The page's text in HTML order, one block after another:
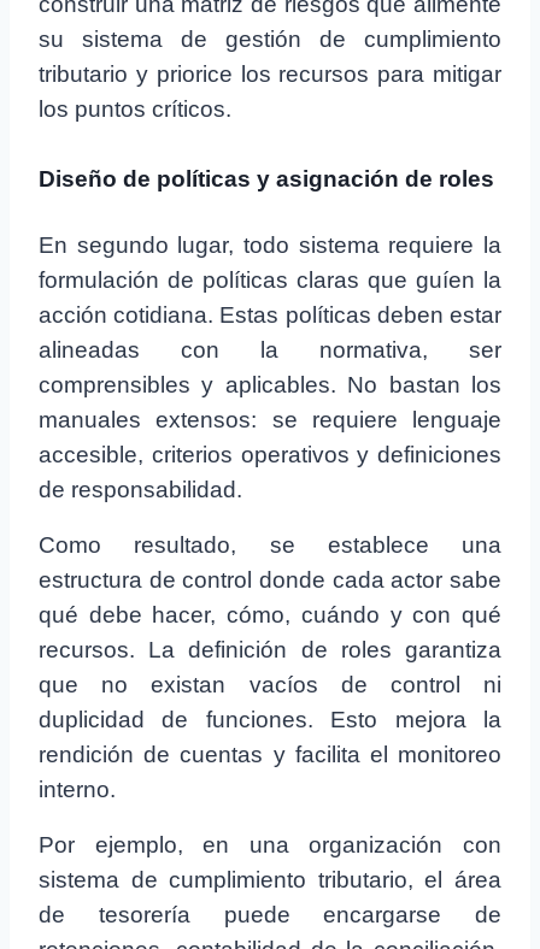
su sistema de gestión de cumplimiento
tributario y priorice los recursos para mitigar
los puntos críticos.
Diseño de políticas y asignación de roles
En segundo lugar, todo sistema requiere la
formulación de políticas claras que guíen la
acción cotidiana. Estas políticas deben estar
alineadas con la normativa, ser
comprensibles y aplicables. No bastan los
manuales extensos: se requiere lenguaje
accesible, criterios operativos y definiciones
de responsabilidad.
Como resultado, se establece una
estructura de control donde cada actor sabe
qué debe hacer, cómo, cuándo y con qué
recursos. La definición de roles garantiza
que no existan vacíos de control ni
duplicidad de funciones. Esto mejora la
rendición de cuentas y facilita el monitoreo
interno.
Por ejemplo, en una organización con
sistema de cumplimiento tributario, el área
de tesorería puede encargarse de